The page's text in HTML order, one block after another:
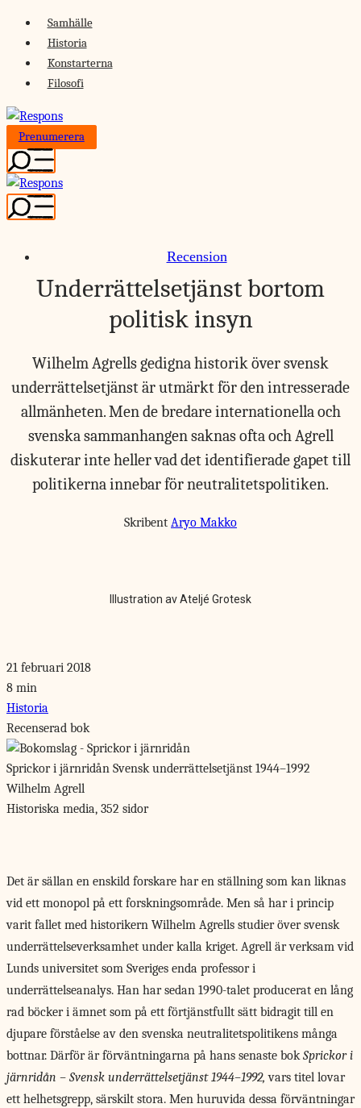
Skip
content
Samhälle
Historia
Konstarterna
Filosofi
Prenumerera
Recension
Underrättelsetjänst bortom
politisk insyn
Wilhelm Agrells gedigna historik över svensk
underrättelsetjänst är utmärkt för den intresserade
allmänheten. Men de bredare internationella och
svenska sammanhangen saknas ofta och Agrell
diskuterar inte heller vad det identifierade gapet till
politikerna innebar för neutralitetspolitiken.
Skribent Aryo Makko
Illustration av Ateljé Grotesk
21 februari 2018
8 min
Historia
Recenserad bok
Sprickor i järnridån Svensk underrättelsetjänst 1944–1992
Wilhelm Agrell
Historiska media, 352 sidor
Det är sällan en enskild forskare har en ställning som kan liknas
vid ett monopol på ett forskningsområde. Men så har i princip
varit fallet med historikern Wilhelm Agrells studier över svensk
underrättelseverksamhet under kalla kriget. Agrell är verksam vid
Lunds universitet som Sveriges enda professor i
underrättelseanalys. Han har sedan 1990-talet producerat en lång
rad böcker i ämnet som på ett förtjänstfullt sätt bidragit till en
djupare förståelse av den svenska neutralitetspolitikens många
bottnar. Därför är förväntningarna på hans senaste bokSprickor i
järnridån – Svensk underrättelsetjänst 1944–1992, vars titel lovar
ett helhetsgrepp, särskilt stora. Men huruvida dessa förväntningar